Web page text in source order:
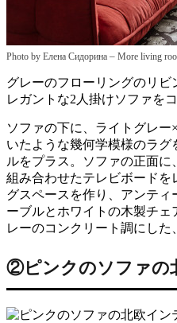
Photo by Елена Сидорина – More living
グレーのフローリングのリ
レガントな2人掛けソファを
ソファの下に、ライトグレ
いたような幾何学模様のラ
ルをプラス。ソファの正面
組み合わせたテレビボード
グスペースを作り、アンテ
ーブルとホワイトの木製チ
レーのコンクリート調にした
②ピンクのソファの